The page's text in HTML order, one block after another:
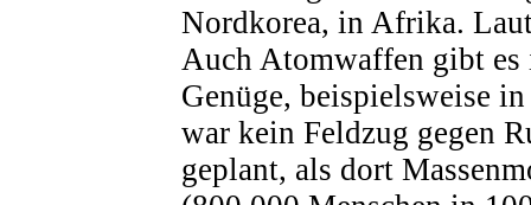
Nordkorea, in Afrika.
Auch Atomwaffen gibt es
Genüge, beispielsweise
war kein Feldzug gegen
geplant, als dort